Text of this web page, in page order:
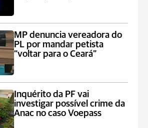
MP denuncia vereadora do
PL por mandar petista
“voltar para o Ceará”
Inquérito da PF vai
investigar possível crime da
Anac no caso Voepass